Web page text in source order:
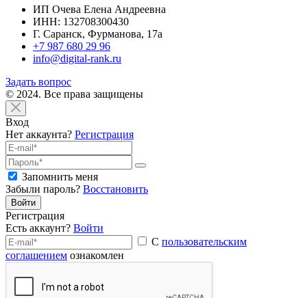
ИП Очева Елена Андреевна
ИНН: 132708300430
Г. Саранск, Фурманова, 17а
+7 987 680 29 96
info@digital-rank.ru
Задать вопрос
© 2024. Все права защищены
Вход
Нет аккаунта? Регистрация
Запомнить меня
Забыли пароль? Восстановить
Войти
Регистрация
Есть аккаунт? Войти
С пользовательским
соглашением ознакомлен